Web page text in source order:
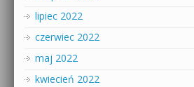
lipiec 2022
czerwiec 2022
maj 2022
kwiecień 2022